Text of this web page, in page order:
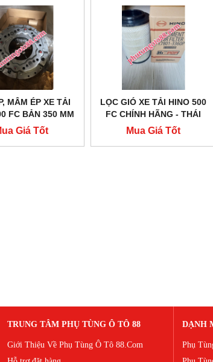
MÂM ÉP XE TẢI
FC BẢN 350 MM
Giá Tốt
LỌC GIÓ XE TẢI HINO 500
FC CHÍNH HÃNG - THÁI
LAN
Mua Giá Tốt
TRUNG TÂM PHỤ TÙNG Ô TÔ 88
Giới Thiệu Về Phụ Tùng Ô Tô 88.Com
DẠNH
Phụ